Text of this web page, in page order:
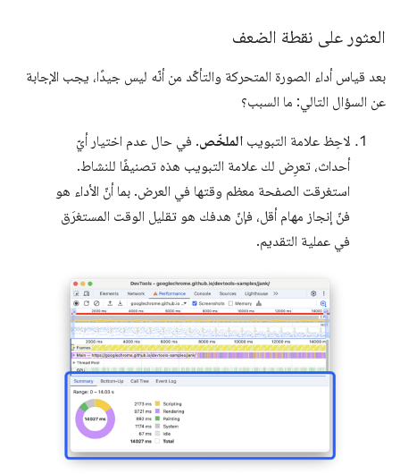
العثور على نقطة الضعف
بعد قياس أداء الصورة المتحركة والتأكّد من أنّه ليس جيدًا، يجب الإجابة
عن السؤال التالي: ما السبب؟
لاحِظ علامة التبويب الملخّص. في حال عدم اختيار أيّ
أحداث، تعرِض لك علامة التبويب هذه تصنيفًا للنشاط.
استغرقت الصفحة معظم وقتها في العرض. بما أنّ الأداء هو
فنّ إنجاز مهام أقل، فإنّ هدفك هو تقليل الوقت المستغرَق
في عملية التقديم.